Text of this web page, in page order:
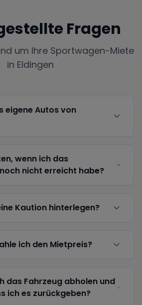
Fragen
um Ihre Sportwagen-Miete
in Eldingen
eigene Autos von
wenn ich das
nicht erreicht habe?
Kaution hinterlegen?
ich den Mietpreis?
das Fahrzeug abholen und
ich es zurückgeben?